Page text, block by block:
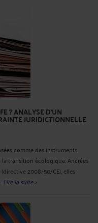
? ANALYSE D’UN
JURIDICTIONNELLE
comme des instruments
transition écologique. Ancrées
2008/50/CE), elles
Lire la suite >